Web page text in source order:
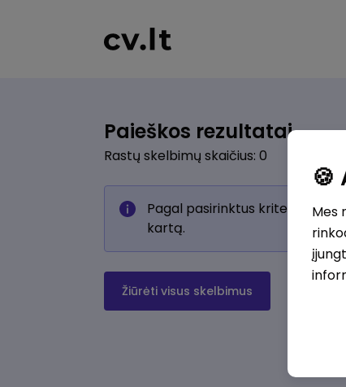
Paieškos rezultatai
Rastų skelbimų skaičius: 0
Pagal pasirinktus kriterijus
kartą.
Žiūrėti visus skelbimus
Mes